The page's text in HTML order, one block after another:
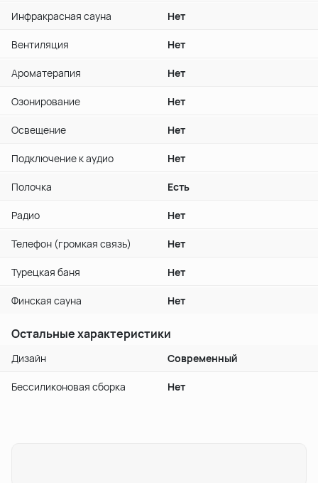
Инфракрасная сауна Нет
Вентиляция Нет
Ароматерапия Нет
Озонирование Нет
Освещение Нет
Подключение к аудио Нет
Полочка Есть
Радио Нет
Телефон (громкая связь) Нет
Турецкая баня Нет
Финская сауна Нет
Остальные характеристики
Дизайн Современный
Бессиликоновая сборка Нет